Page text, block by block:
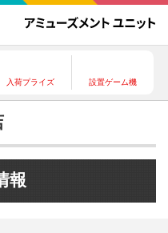
入荷プライズ 設置ゲーム機
報